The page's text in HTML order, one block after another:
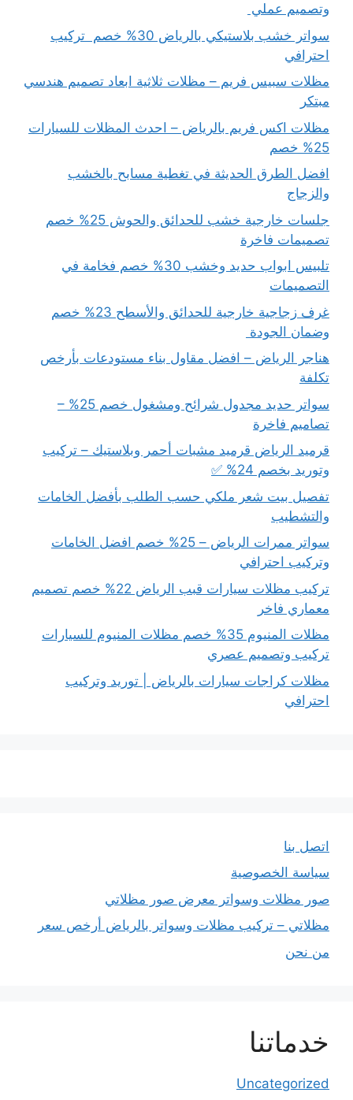
وتصميم عملي
سواتر خشب بلاستيكي بالرياض 30% خصم تركيب
احترافي
مظلات سبيس فريم – مظلات ثلاثية ابعاد تصميم هندسي
مبتكر
مظلات اكس فريم بالرياض – احدث المظلات للسيارات
25% خصم
افضل الطرق الحديثة في تغطية مسابح بالخشب
والزجاج
جلسات خارجية خشب للحدائق والحوش 25% خصم
تصميمات فاخرة
تلبيس ابواب حديد وخشب 30% خصم فخامة في
التصميمات
غرف زجاجية خارجية للحدائق والأسطح 23% خصم
وضمان الجودة
هناجر الرياض – افضل مقاول بناء مستودعات بأرخص
تكلفة
سواتر حديد مجدول شرائح ومشغول خصم 25% –
تصاميم فاخرة
قرميد الرياض قرميد مشبات أحمر وبلاستيك – تركيب
وتوريد بخصم 24% ✅
تفصيل بيت شعر ملكي حسب الطلب بأفضل الخامات
والتشطيب
سواتر ممرات الرياض – 25% خصم افضل الخامات
وتركيب احترافي
تركيب مظلات سيارات قبب الرياض 22% خصم تصميم
معماري فاخر
مظلات المنيوم 35% خصم مظلات المنيوم للسيارات
تركيب وتصميم عصري
مظلات كراجات سيارات بالرياض | توريد وتركيب
احترافي
اتصل بنا
سياسة الخصوصية
صور مظلات وسواتر معرض صور مظلاتي
مظلاتي – تركيب مظلات وسواتر بالرياض أرخص سعر
من نحن
خدماتنا
Uncategorized